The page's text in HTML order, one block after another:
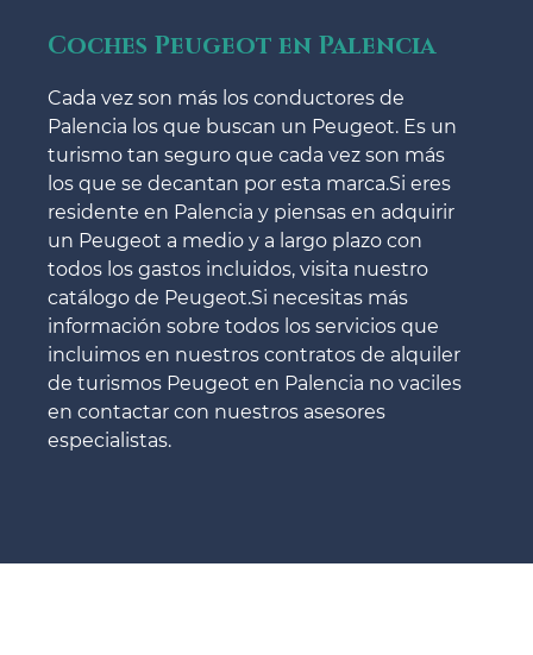
Coches Peugeot en Palencia
Cada vez son más los conductores de
Palencia los que buscan un Peugeot. Es un
turismo tan seguro que cada vez son más
los que se decantan por esta marca.Si eres
residente en Palencia y piensas en adquirir
un Peugeot a medio y a largo plazo con
todos los gastos incluidos, visita nuestro
catálogo de Peugeot.Si necesitas más
información sobre todos los servicios que
incluimos en nuestros contratos de alquiler
de turismos Peugeot en Palencia no vaciles
en contactar con nuestros asesores
especialistas.